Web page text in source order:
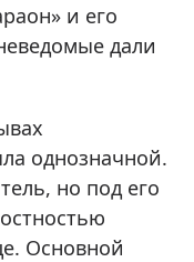
и его
дали
однозначной.
но под его
Основной